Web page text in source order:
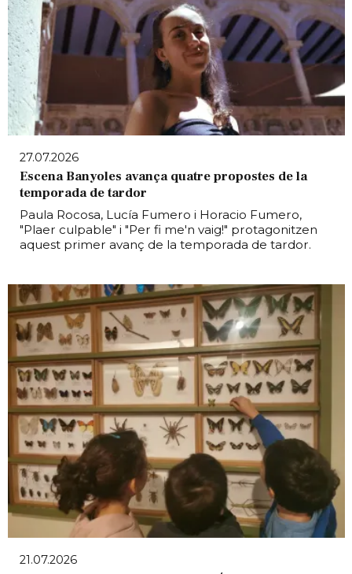
27.07.2026
Escena Banyoles avança quatre propostes de la
temporada de tardor
Paula Rocosa, Lucía Fumero i Horacio Fumero,
"Plaer culpable" i "Per fi me'n vaig!" protagonitzen
aquest primer avanç de la temporada de tardor.
21.07.2026